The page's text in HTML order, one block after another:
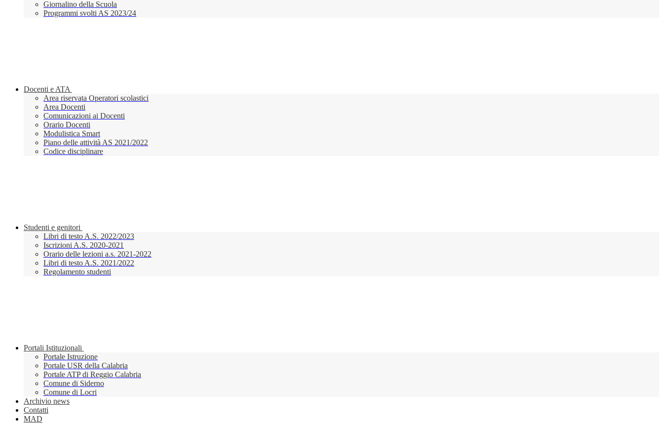
Giornalino della Scuola
Programmi svolti AS 2023/24
Docenti e ATA
Area riservata Operatori scolastici
Area Docenti
Comunicazioni ai Docenti
Orario Docenti
Modulistica Smart
Piano delle attività AS 2021/2022
Codice disciplinare
Studenti e genitori
Libri di testo A.S. 2022/2023
Iscrizioni A.S. 2020-2021
Orario delle lezioni a.s. 2021-2022
Libri di testo A.S. 2021/2022
Regolamento studenti
Portali Istituzionali
Portale Istruzione
Portale USR della Calabria
Portale ATP di Reggio Calabria
Comune di Siderno
Comune di Locri
Archivio news
Contatti
MAD